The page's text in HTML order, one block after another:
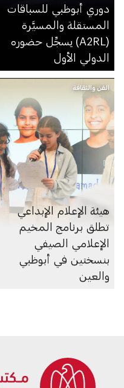
دوري أبوظبي للسباقات
المستقلة والمسيَّرة
(A2RL) يسجِّل حضوره
الدولي الأول
الفن والثقافة
هيئة الإعلام الإبداعي
تطلق برنامج المخيم
الإعلامي الصيفي
بنسختين في أبوظبي
والعين